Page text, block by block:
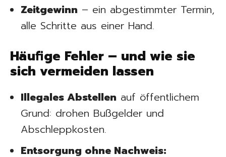
Zeitgewinn – ein abgestimmter Termin,
alle Schritte aus einer Hand.
Häufige Fehler – und wie sie
sich vermeiden lassen
Illegales Abstellen auf öffentlichem
Grund: drohen Bußgelder und
Abschleppkosten.
Entsorgung ohne Nachweis: